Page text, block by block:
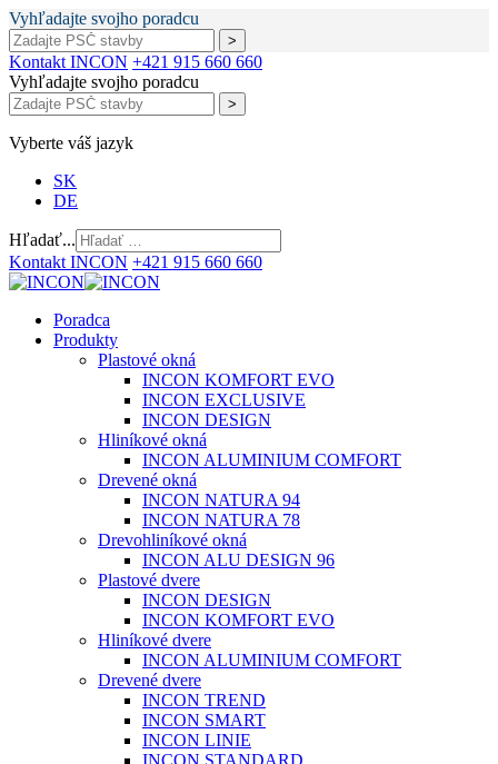
Vyhľadajte svojho poradcu
Kontakt INCON +421 915 660 660
Vyhľadajte svojho poradcu
Vyberte váš jazyk
SK
DE
Hľadať...
Kontakt INCON +421 915 660 660
Poradca
Produkty
Plastové okná
INCON KOMFORT EVO
INCON EXCLUSIVE
INCON DESIGN
Hliníkové okná
INCON ALUMINIUM COMFORT
Drevené okná
INCON NATURA 94
INCON NATURA 78
Drevohliníkové okná
INCON ALU DESIGN 96
Plastové dvere
INCON DESIGN
INCON KOMFORT EVO
Hliníkové dvere
INCON ALUMINIUM COMFORT
Drevené dvere
INCON TREND
INCON SMART
INCON LINIE
INCON STANDARD